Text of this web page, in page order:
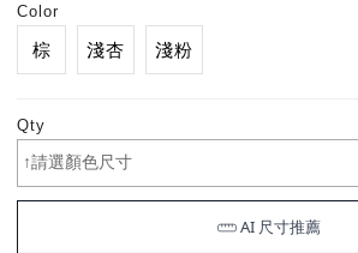
Color
棕 淺杏 淺粉
Qty